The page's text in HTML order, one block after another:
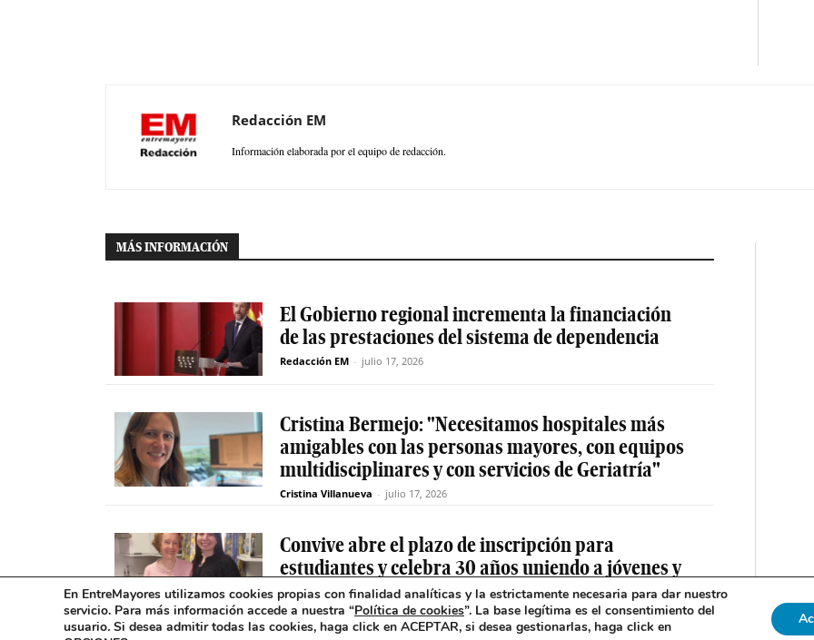
Redacción EM
Información elaborada por el equipo de redacción.
MÁS INFORMACIÓN
El Gobierno regional incrementa la financiación
de las prestaciones del sistema de dependencia
Redacción EM - julio 17, 2026
Cristina Bermejo: "Necesitamos hospitales más
amigables con las personas mayores, con equipos
multidisciplinares y con servicios de Geriatría"
Cristina Villanueva - julio 17, 2026
Convive abre el plazo de inscripción para
estudiantes y celebra 30 años uniendo a jóvenes y
mayores en Madrid
Redacción EM - julio 17, 2026
En EntreMayores utilizamos cookies propias con finalidad analíticas y la estrictamente necesaria para dar nuestro
servicio. Para más información accede a nuestra “Política de cookies”. La base legítima es el consentimiento del
usuario. Si desea admitir todas las cookies, haga click en ACEPTAR, si desea gestionarlas, haga click en